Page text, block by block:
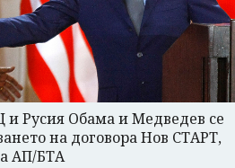
Русия Обама и Медведев се
на договора Нов СТАРТ,
АП/БТА